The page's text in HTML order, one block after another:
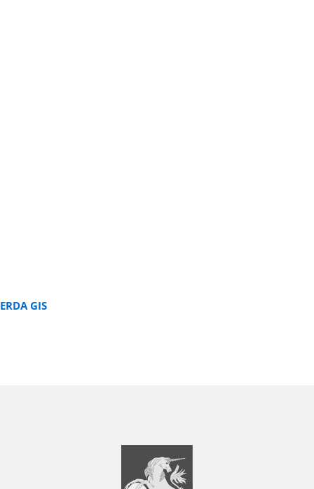
ERDA GIS